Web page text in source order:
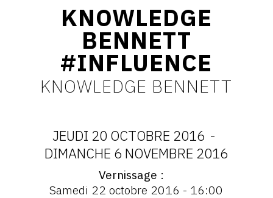
INSTAGRAM
FACEBOOK
TWITTER
PINTEREST
KNOWLEDGE
BENNETT
#INFLUENCE
KNOWLEDGE BENNETT
DATES
:
JEUDI 20 OCTOBRE 2016 -
DIMANCHE 6 NOVEMBRE 2016
Vernissage
Samedi 22 octobre 2016 - 16:00